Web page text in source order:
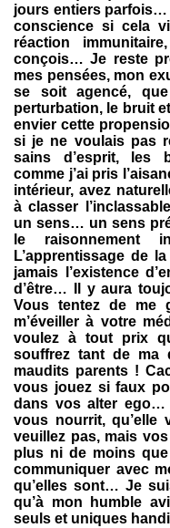
jours entiers parfois…
conscience si cela
réaction
conçois… Je reste
mes pensées, mon
se soit agencé,
perturbation, le bruit
envier cette
si je ne voulais pas
sains d’esprit, les
comme j’ai pris
intérieur, avez
à classer
un sens… un sens
le
L’apprentissage de
jamais l’existence
d’être… Il y aura
Vous tentez de me
m’éveiller à votre
voulez à tout prix
souffrez tant de ma
maudits parents !
vous jouez si faux
dans vos alter ego…
vous nourrit, qu’elle
veuillez pas, mais
plus ni de moins
communiquer avec
qu’elles sont… Je
qu’à mon humble
seuls et uniques